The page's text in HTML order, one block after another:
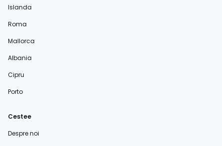
Islanda
Roma
Mallorca
Albania
Cipru
Porto
Cestee
Despre noi